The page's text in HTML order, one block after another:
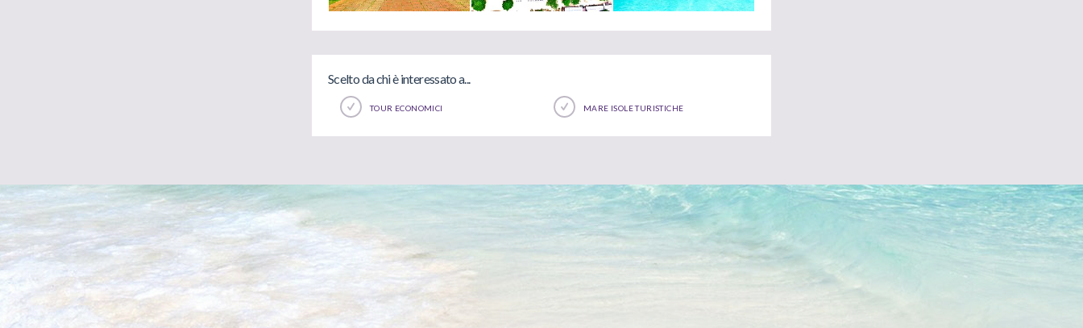
Scelto da chi è interessato a...
TOUR ECONOMICI MARE ISOLE TURISTICHE